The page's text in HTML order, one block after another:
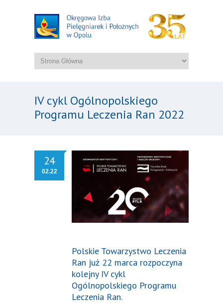
IV cykl Ogólnopolskiego
Programu Leczenia Ran 2022
24
02.22
Polskie Towarzystwo Leczenia
Ran już 22 marca rozpoczyna
kolejny IV cykl
Ogólnopolskiego Programu
Leczenia Ran.